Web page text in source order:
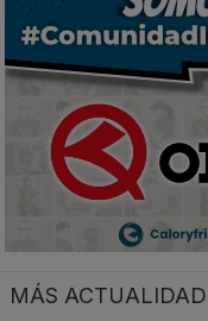
MÁS ACTUALIDAD